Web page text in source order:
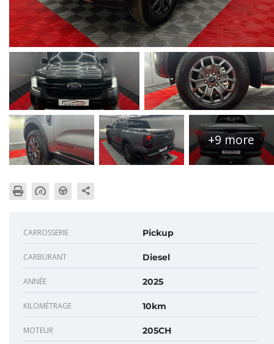
+9 more
CARROSSERIE Pickup
CARBURANT Diesel
ANNÉE 2025
KILOMÉTRAGE 10km
MOTEUR 205CH